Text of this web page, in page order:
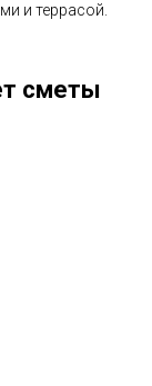
и террасой.
сметы